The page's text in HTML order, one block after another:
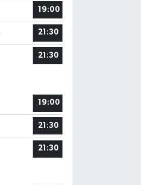
19:00
21:30
21:30
19:00
21:30
21:30